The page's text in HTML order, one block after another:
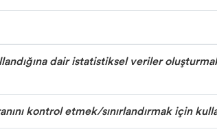
dair istatistiksel veriler
kontrol etmek/sınırlandırmak için